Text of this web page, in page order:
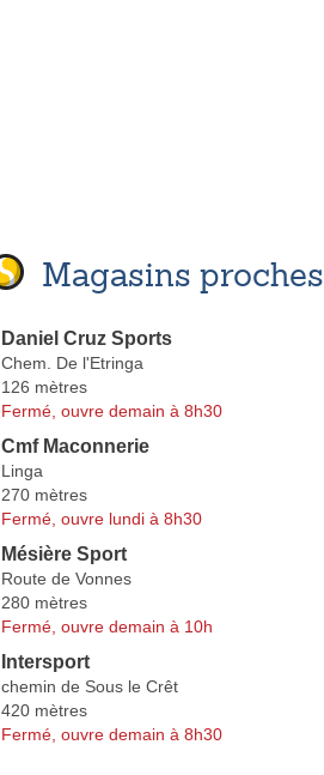
Magasins proches
Daniel Cruz Sports
Chem. De l'Etringa
126 mètres
Fermé, ouvre demain à 8h30
Cmf Maconnerie
Linga
270 mètres
Fermé, ouvre lundi à 8h30
Mésière Sport
Route de Vonnes
280 mètres
Fermé, ouvre demain à 10h
Intersport
chemin de Sous le Crêt
420 mètres
Fermé, ouvre demain à 8h30